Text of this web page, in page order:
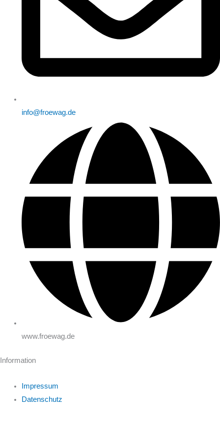
info@froewag.de
www.froewag.de
Information
Impressum
Datenschutz